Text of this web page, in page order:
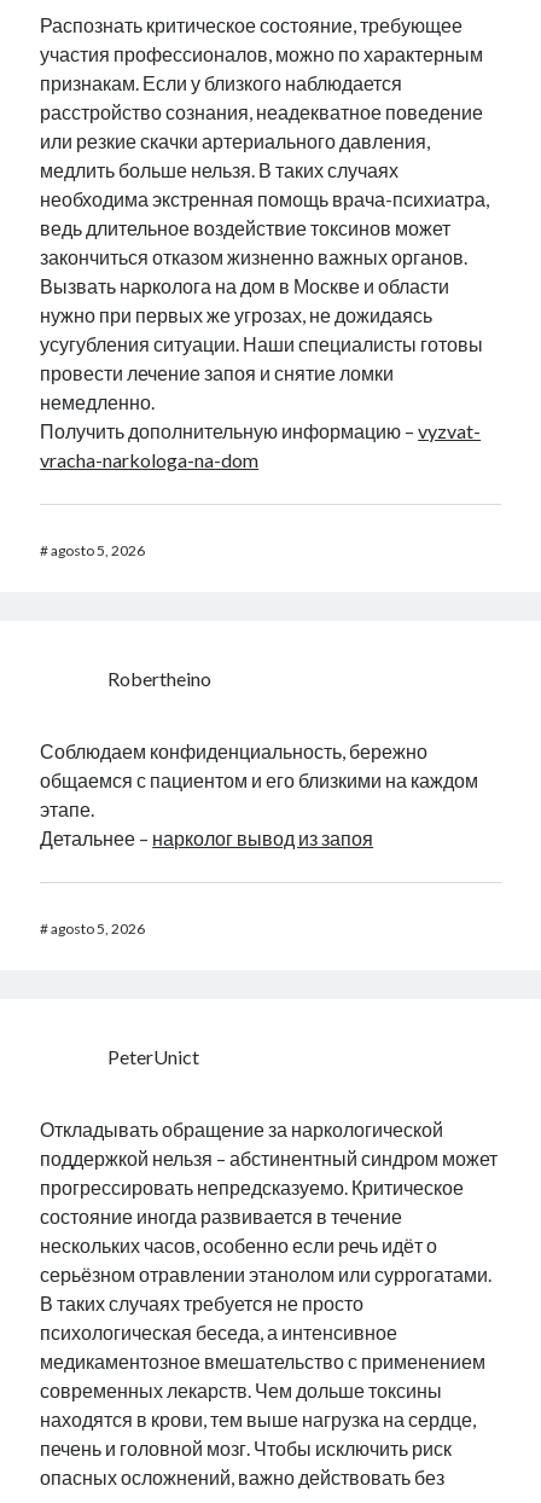
Распознать критическое состояние, требующее
участия профессионалов, можно по характерным
признакам. Если у близкого наблюдается
расстройство сознания, неадекватное поведение
или резкие скачки артериального давления,
медлить больше нельзя. В таких случаях
необходима экстренная помощь врача-психиатра,
ведь длительное воздействие токсинов может
закончиться отказом жизненно важных органов.
Вызвать нарколога на дом в Москве и области
нужно при первых же угрозах, не дожидаясь
усугубления ситуации. Наши специалисты готовы
провести лечение запоя и снятие ломки
немедленно.
Получить дополнительную информацию –vyzvat-
vracha-narkologa-na-dom
#agosto 5, 2026
Robertheino
Соблюдаем конфиденциальность, бережно
общаемся с пациентом и его близкими на каждом
этапе.
Детальнее – нарколог вывод из запоя
#agosto 5, 2026
PeterUnict
Откладывать обращение за наркологической
поддержкой нельзя – абстинентный синдром может
прогрессировать непредсказуемо. Критическое
состояние иногда развивается в течение
нескольких часов, особенно если речь идёт о
серьёзном отравлении этанолом или суррогатами.
В таких случаях требуется не просто
психологическая беседа, а интенсивное
медикаментозное вмешательство с применением
современных лекарств. Чем дольше токсины
находятся в крови, тем выше нагрузка на сердце,
печень и головной мозг. Чтобы исключить риск
опасных осложнений, важно действовать без